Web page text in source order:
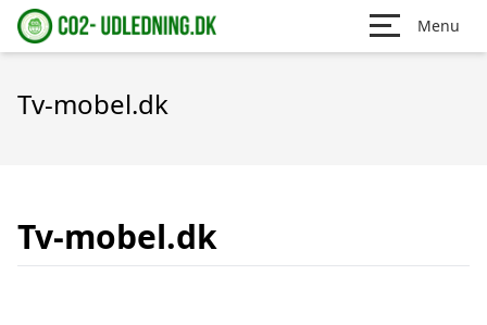
Menu
Tv-mobel.dk
Tv-mobel.dk